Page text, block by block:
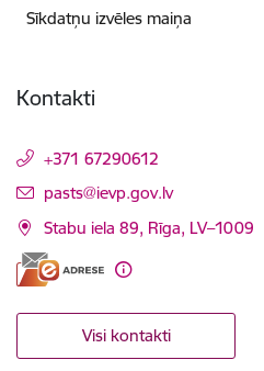
Sīkdatņu izvēles maiņa
Kontakti
+371 67290612
E-pasts:
pasts@ievp.gov.lv
Stabu iela 89, Rīga, LV–1009
Visi kontakti